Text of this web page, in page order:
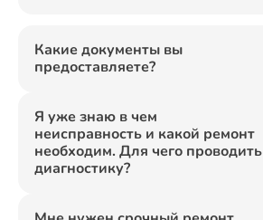
Какие документы вы
предоставляете?
Я уже знаю в чем
неисправность и какой ремонт
необходим. Для чего проводить
диагностику?